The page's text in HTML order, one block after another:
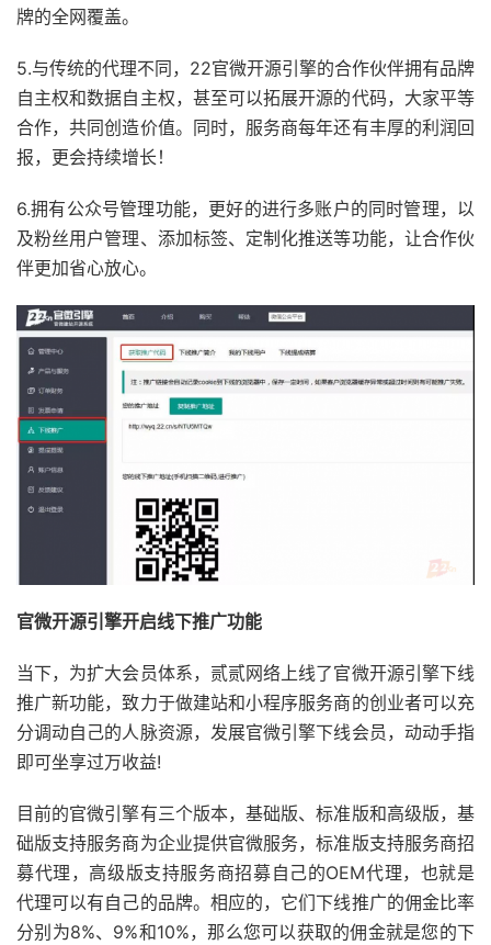
牌的全网覆盖。
5.与传统的代理不同，22官微开源引擎的合作伙伴拥有品牌
自主权和数据自主权，甚至可以拓展开源的代码，大家平等
合作，共同创造价值。同时，服务商每年还有丰厚的利润回
报，更会持续增长！
6.拥有公众号管理功能，更好的进行多账户的同时管理，以
及粉丝用户管理、添加标签、定制化推送等功能，让合作伙
伴更加省心放心。
官微开源引擎开启线下推广功能
当下，为扩大会员体系，贰贰网络上线了官微开源引擎下线
推广新功能，致力于做建站和小程序服务商的创业者可以充
分调动自己的人脉资源，发展官微引擎下线会员，动动手指
即可坐享过万收益!
目前的官微引擎有三个版本，基础版、标准版和高级版，基
础版支持服务商为企业提供官微服务，标准版支持服务商招
募代理，高级版支持服务商招募自己的OEM代理，也就是
代理可以有自己的品牌。相应的，它们下线推广的佣金比率
分别为8%、9%和10%，那么您可以获取的佣金就是您的下